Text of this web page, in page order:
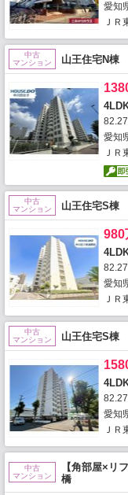
愛知
ＪＲ
中古
マンション
山王住宅N棟
愛知
ＪＲ
中古
マンション
山王住宅S棟
980
愛知
ＪＲ
中古
マンション
山王住宅S棟
愛知
ＪＲ
中古
マンション
【角部屋×リ
橋